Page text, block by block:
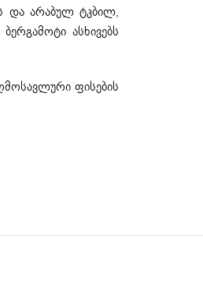
და არაბულ ტკბილ,
ასხივებს
ფისების